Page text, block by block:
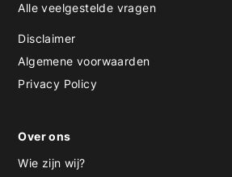
Alle veelgestelde vragen
Disclaimer
Algemene voorwaarden
Privacy Policy
Over ons
Wie zijn wij?